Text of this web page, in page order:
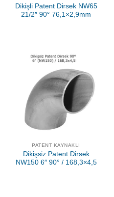
Dikişli Patent Dirsek NW65
21/2″ 90° 76,1×2,9mm
PATENT KAYNAKLI
Dikişsiz Patent Dirsek
NW150 6″ 90° / 168,3×4,5